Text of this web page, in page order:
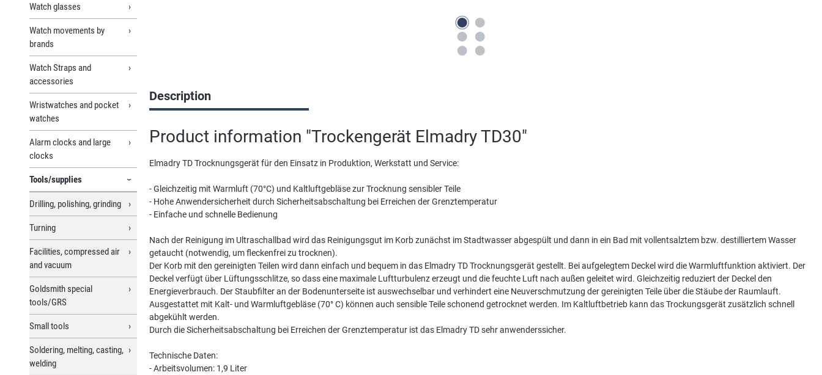
Watch glasses
Watch movements by
brands
Watch Straps and
accessories
Wristwatches and pocket
watches
Alarm clocks and large
clocks
Tools/supplies
Drilling, polishing, grinding
Turning
Facilities, compressed air
and vacuum
Goldsmith special
tools/GRS
Small tools
Soldering, melting, casting,
welding
Description
Product information "Trockengerät Elmadry TD30"
Elmadry TD Trocknungsgerät für den Einsatz in Produktion, Werkstatt und Service:
- Gleichzeitig mit Warmluft (70°C) und Kaltluftgebläse zur Trocknung sensibler Teile
- Hohe Anwendersicherheit durch Sicherheitsabschaltung bei Erreichen der Grenztemperatur
- Einfache und schnelle Bedienung
Nach der Reinigung im Ultraschallbad wird das Reinigungsgut im Korb zunächst im Stadtwasser abgespült und dann in ein Bad mit vollentsalztem bzw. destilliertem Wasser
getaucht (notwendig, um fleckenfrei zu trocknen).
Der Korb mit den gereinigten Teilen wird dann einfach und bequem in das Elmadry TD Trocknungsgerät gestellt. Bei aufgelegtem Deckel wird die Warmluftfunktion aktiviert. Der
Deckel verfügt über Lüftungsschlitze, so dass eine maximale Luftturbulenz erzeugt und die feuchte Luft nach außen geleitet wird. Gleichzeitig reduziert der Deckel den
Energieverbrauch. Der Staubfilter an der Bodenunterseite ist auswechselbar und verhindert eine Neuverschmutzung der gereinigten Teile über die Stäube der Raumlauft.
Ausgestattet mit Kalt- und Warmluftgebläse (70° C) können auch sensible Teile schonend getrocknet werden. Im Kaltluftbetrieb kann das Trockungsgerät zusätzlich schnell
abgekühlt werden.
Durch die Sicherheitsabschaltung bei Erreichen der Grenztemperatur ist das Elmadry TD sehr anwenderssicher.
Technische Daten:
- Arbeitsvolumen: 1,9 Liter